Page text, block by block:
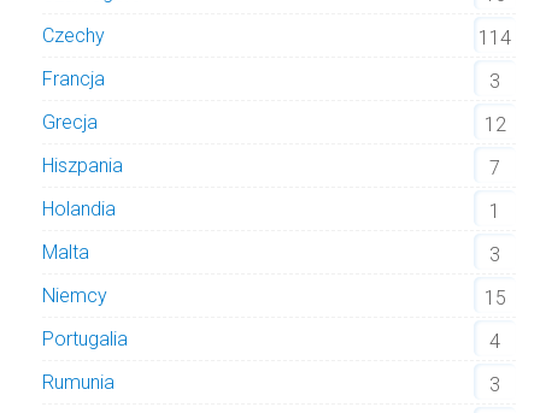
Czechy
114
Francja
3
Grecja
12
Hiszpania
7
Holandia
1
Malta
3
Niemcy
15
Portugalia
4
Rumunia
3